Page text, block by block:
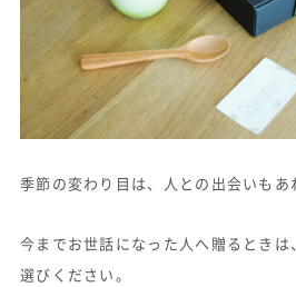
季節の変わり目は、人との出会いもあ
今までお世話になった人へ贈るときは、
選びください。